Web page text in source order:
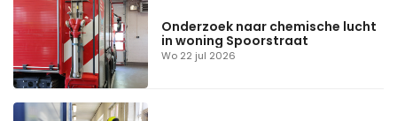
Wo 22 jul 2026
Onderzoek naar chemische lucht
in woning Spoorstraat